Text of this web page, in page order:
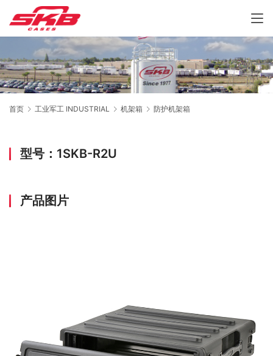
首页 工业军工 INDUSTRIAL 机架箱 防护机架箱
型号：1SKB-R2U
产品图片